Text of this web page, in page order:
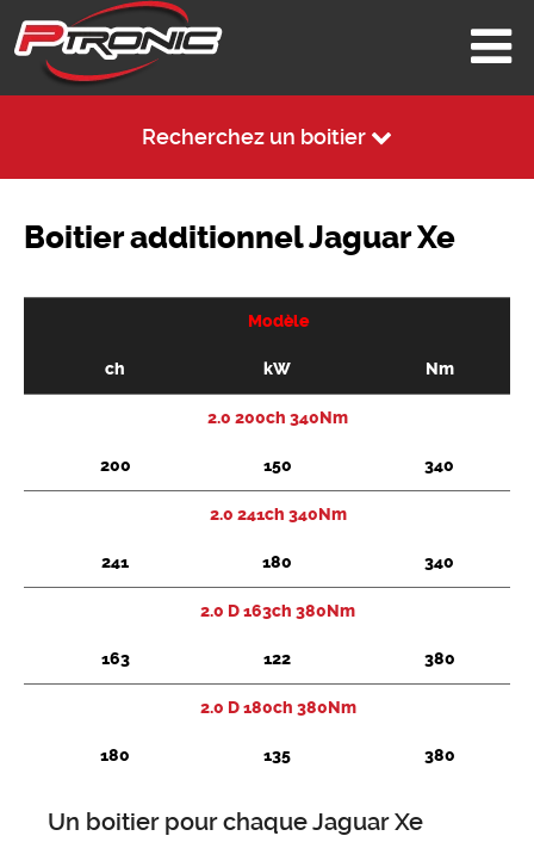
Recherchez un boitier
Chercher
Boitier additionnel Jaguar Xe
Modèle
ch kW Nm
2.0 200ch 340Nm
200 150 340
2.0 241ch 340Nm
241 180 340
2.0 D 163ch 380Nm
163 122 380
2.0 D 180ch 380Nm
180 135 380
Un boitier pour chaque Jaguar Xe